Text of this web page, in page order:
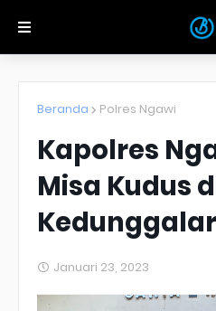
Beranda Polres Ngawi
Kapolres
Misa Kudus
Kedunggalar
Januari 23, 2023